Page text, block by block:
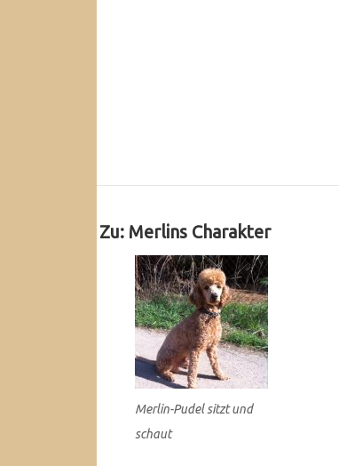
Widgets
Zu: Merlins Charakter
Merlin-Pudel sitzt und
schaut